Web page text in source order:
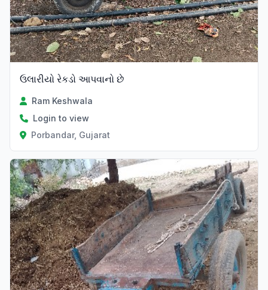
ઉલારીયો રેકડો આપવાનો છે
Ram Keshwala
Login to view
Porbandar, Gujarat